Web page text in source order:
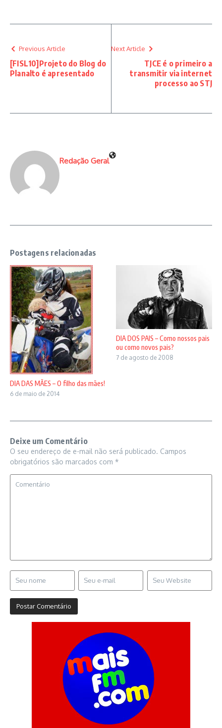
Previous Article
[FISL10]Projeto do Blog do
Planalto é apresentado
Next Article
TJCE é o primeiro a
transmitir via internet
processo ao STJ
Redação Geral
Postagens relacionadas
DIA DAS MÃES – O filho das mães!
6 de maio de 2014
DIA DOS PAIS – Como nossos pais
ou como novos pais?
7 de agosto de 2008
Deixe um Comentário
O seu endereço de e-mail não será publicado. Campos
obrigatórios são marcados com *